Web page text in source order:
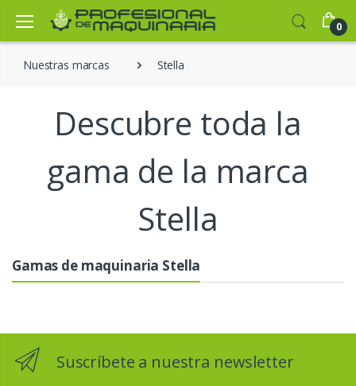
0
Nuestras marcas Stella
Descubre toda la
gama de la marca
Stella
Gamas de maquinaria Stella
Suscríbete a nuestra newsletter